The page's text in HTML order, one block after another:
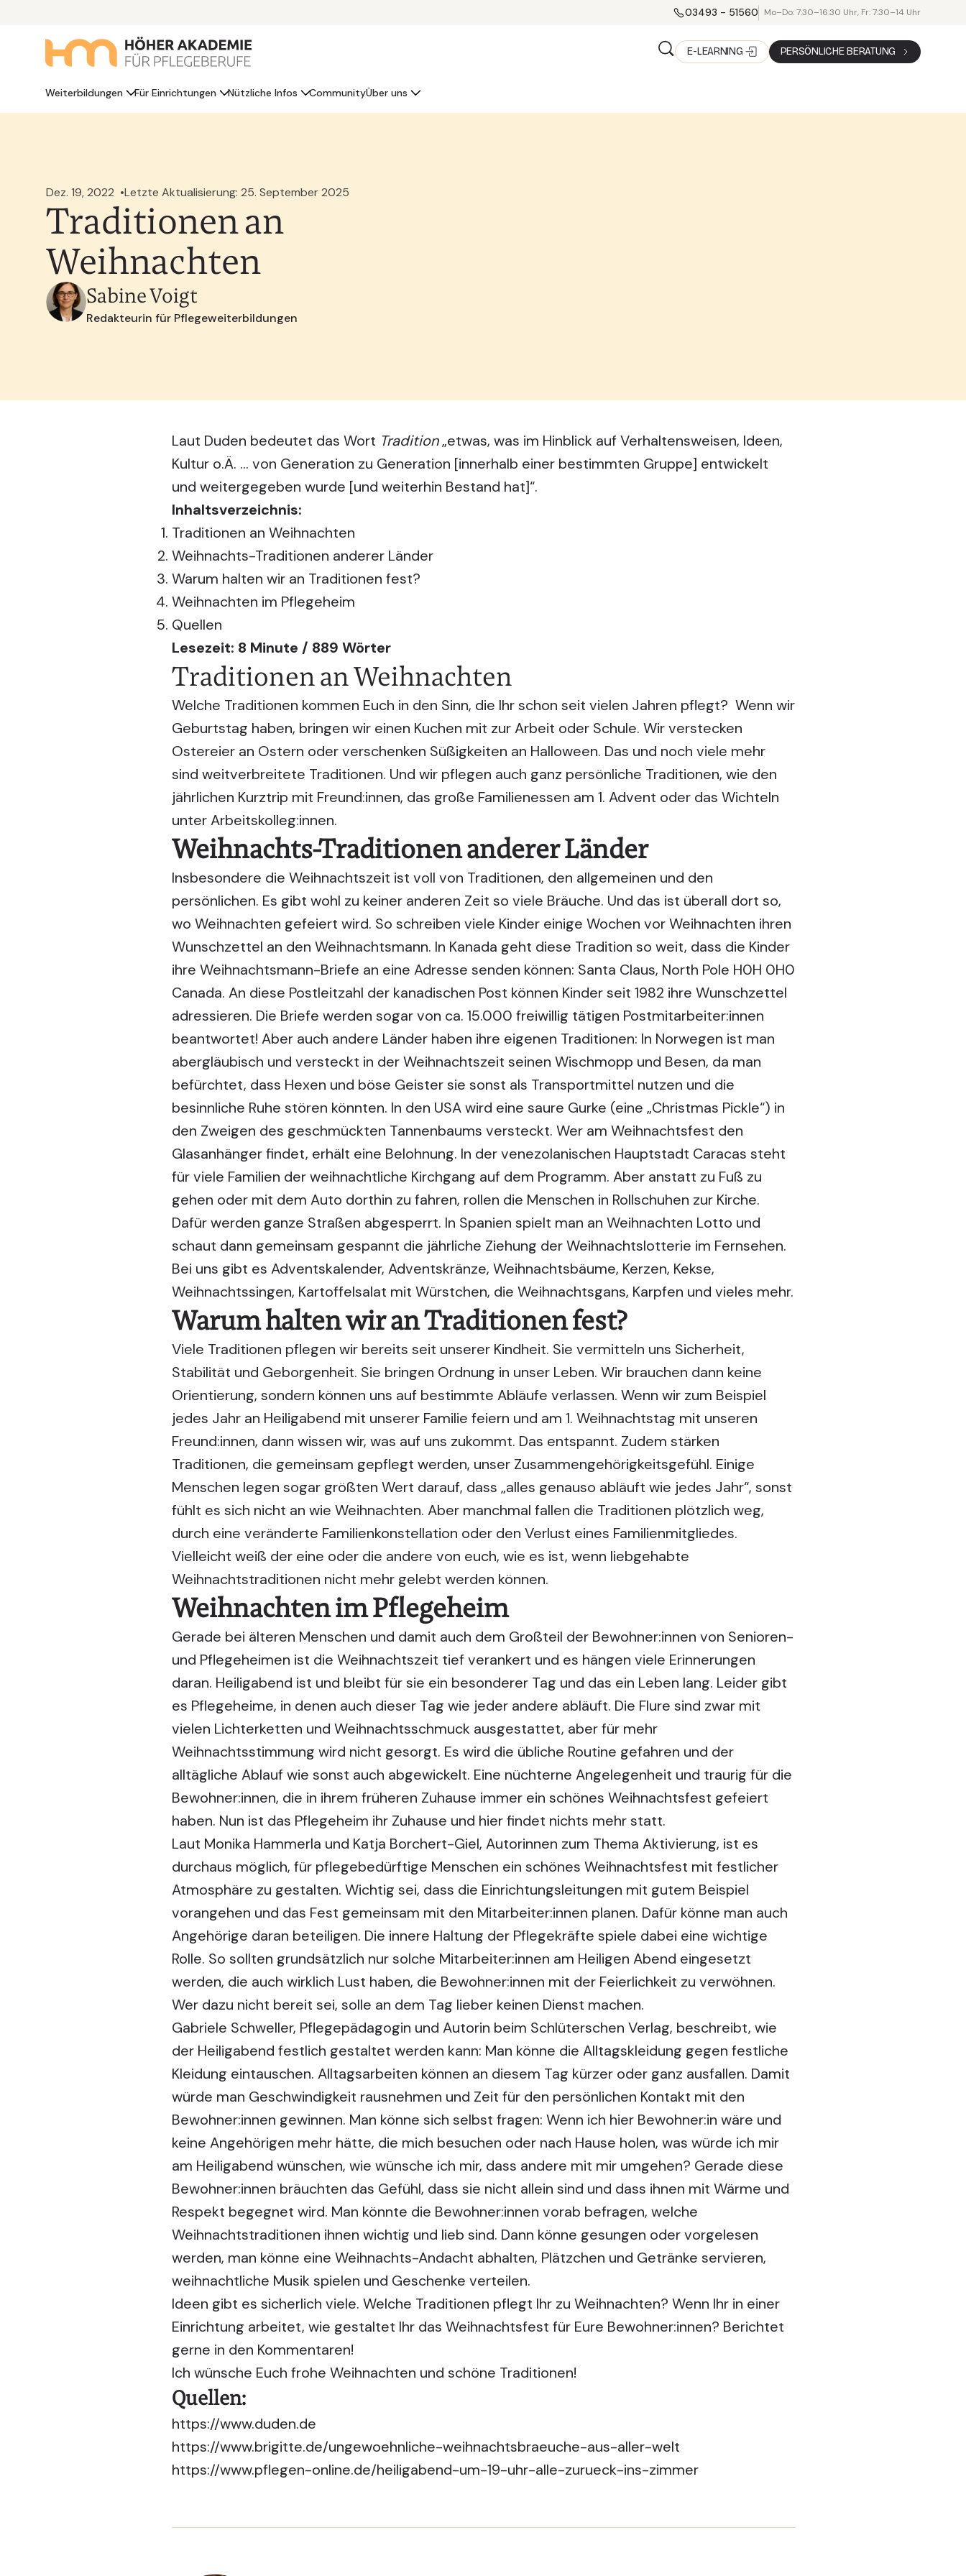
03493 - 51560 Mo–Do: 7:30–16:30 Uhr, Fr: 7:30–14 Uhr
Weiterbildungen Für Einrichtungen Nützliche Infos CommunityÜber uns
E-LEARNING PERSÖNLICHE BERATUNG
Dez. 19, 2022 Letzte Aktualisierung: 25. September 2025
Traditionen an
Weihnachten
Sabine Voigt
Redakteurin für Pflegeweiterbildungen
Laut Duden bedeutet das Wort Tradition„etwas, was im Hinblick auf Verhaltensweisen, Ideen,
Kultur o.Ä. … von Generation zu Generation [innerhalb einer bestimmten Gruppe] entwickelt
und weitergegeben wurde [und weiterhin Bestand hat]“.
Inhaltsverzeichnis:
Traditionen an Weihnachten
Weihnachts-Traditionen anderer Länder
Warum halten wir an Traditionen fest?
Weihnachten im Pflegeheim
Quellen
Lesezeit: 8 Minute / 889 Wörter
Traditionen an Weihnachten
Welche Traditionen kommen Euch in den Sinn, die Ihr schon seit vielen Jahren pflegt? Wenn wir
Geburtstag haben, bringen wir einen Kuchen mit zur Arbeit oder Schule. Wir verstecken
Ostereier an Ostern oder verschenken Süßigkeiten an Halloween. Das und noch viele mehr
sind weitverbreitete Traditionen. Und wir pflegen auch ganz persönliche Traditionen, wie den
jährlichen Kurztrip mit Freund:innen, das große Familienessen am 1. Advent oder das Wichteln
unter Arbeitskolleg:innen.
Weihnachts-Traditionen anderer Länder
Insbesondere die Weihnachtszeit ist voll von Traditionen, den allgemeinen und den
persönlichen. Es gibt wohl zu keiner anderen Zeit so viele Bräuche. Und das ist überall dort so,
wo Weihnachten gefeiert wird. So schreiben viele Kinder einige Wochen vor Weihnachten ihren
Wunschzettel an den Weihnachtsmann. In Kanada geht diese Tradition so weit, dass die Kinder
ihre Weihnachtsmann-Briefe an eine Adresse senden können: Santa Claus, North Pole H0H 0H0
Canada. An diese Postleitzahl der kanadischen Post können Kinder seit 1982 ihre Wunschzettel
adressieren. Die Briefe werden sogar von ca. 15.000 freiwillig tätigen Postmitarbeiter:innen
beantwortet! Aber auch andere Länder haben ihre eigenen Traditionen: In Norwegen ist man
abergläubisch und versteckt in der Weihnachtszeit seinen Wischmopp und Besen, da man
befürchtet, dass Hexen und böse Geister sie sonst als Transportmittel nutzen und die
besinnliche Ruhe stören könnten. In den USA wird eine saure Gurke (eine „Christmas Pickle“) in
den Zweigen des geschmückten Tannenbaums versteckt. Wer am Weihnachtsfest den
Glasanhänger findet, erhält eine Belohnung. In der venezolanischen Hauptstadt Caracas steht
für viele Familien der weihnachtliche Kirchgang auf dem Programm. Aber anstatt zu Fuß zu
gehen oder mit dem Auto dorthin zu fahren, rollen die Menschen in Rollschuhen zur Kirche.
Dafür werden ganze Straßen abgesperrt. In Spanien spielt man an Weihnachten Lotto und
schaut dann gemeinsam gespannt die jährliche Ziehung der Weihnachtslotterie im Fernsehen.
Bei uns gibt es Adventskalender, Adventskränze, Weihnachtsbäume, Kerzen, Kekse,
Weihnachtssingen, Kartoffelsalat mit Würstchen, die Weihnachtsgans, Karpfen und vieles mehr.
Warum halten wir an Traditionen fest?
Viele Traditionen pflegen wir bereits seit unserer Kindheit. Sie vermitteln uns Sicherheit,
Stabilität und Geborgenheit. Sie bringen Ordnung in unser Leben. Wir brauchen dann keine
Orientierung, sondern können uns auf bestimmte Abläufe verlassen. Wenn wir zum Beispiel
jedes Jahr an Heiligabend mit unserer Familie feiern und am 1. Weihnachtstag mit unseren
Freund:innen, dann wissen wir, was auf uns zukommt. Das entspannt. Zudem stärken
Traditionen, die gemeinsam gepflegt werden, unser Zusammengehörigkeitsgefühl. Einige
Menschen legen sogar größten Wert darauf, dass „alles genauso abläuft wie jedes Jahr“, sonst
fühlt es sich nicht an wie Weihnachten. Aber manchmal fallen die Traditionen plötzlich weg,
durch eine veränderte Familienkonstellation oder den Verlust eines Familienmitgliedes.
Vielleicht weiß der eine oder die andere von euch, wie es ist, wenn liebgehabte
Weihnachtstraditionen nicht mehr gelebt werden können.
Weihnachten im Pflegeheim
Gerade bei älteren Menschen und damit auch dem Großteil der Bewohner:innen von Senioren-
und Pflegeheimen ist die Weihnachtszeit tief verankert und es hängen viele Erinnerungen
daran. Heiligabend ist und bleibt für sie ein besonderer Tag und das ein Leben lang. Leider gibt
es Pflegeheime, in denen auch dieser Tag wie jeder andere abläuft. Die Flure sind zwar mit
vielen Lichterketten und Weihnachtsschmuck ausgestattet, aber für mehr
Weihnachtsstimmung wird nicht gesorgt. Es wird die übliche Routine gefahren und der
alltägliche Ablauf wie sonst auch abgewickelt. Eine nüchterne Angelegenheit und traurig für die
Bewohner:innen, die in ihrem früheren Zuhause immer ein schönes Weihnachtsfest gefeiert
haben. Nun ist das Pflegeheim ihr Zuhause und hier findet nichts mehr statt.
Laut Monika Hammerla und Katja Borchert-Giel, Autorinnen zum Thema Aktivierung, ist es
durchaus möglich, für pflegebedürftige Menschen ein schönes Weihnachtsfest mit festlicher
Atmosphäre zu gestalten. Wichtig sei, dass die Einrichtungsleitungen mit gutem Beispiel
vorangehen und das Fest gemeinsam mit den Mitarbeiter:innen planen. Dafür könne man auch
Angehörige daran beteiligen. Die innere Haltung der Pflegekräfte spiele dabei eine wichtige
Rolle. So sollten grundsätzlich nur solche Mitarbeiter:innen am Heiligen Abend eingesetzt
werden, die auch wirklich Lust haben, die Bewohner:innen mit der Feierlichkeit zu verwöhnen.
Wer dazu nicht bereit sei, solle an dem Tag lieber keinen Dienst machen.
Gabriele Schweller, Pflegepädagogin und Autorin beim Schlüterschen Verlag, beschreibt, wie
der Heiligabend festlich gestaltet werden kann: Man könne die Alltagskleidung gegen festliche
Kleidung eintauschen. Alltagsarbeiten können an diesem Tag kürzer oder ganz ausfallen. Damit
würde man Geschwindigkeit rausnehmen und Zeit für den persönlichen Kontakt mit den
Bewohner:innen gewinnen. Man könne sich selbst fragen: Wenn ich hier Bewohner:in wäre und
keine Angehörigen mehr hätte, die mich besuchen oder nach Hause holen, was würde ich mir
am Heiligabend wünschen, wie wünsche ich mir, dass andere mit mir umgehen? Gerade diese
Bewohner:innen bräuchten das Gefühl, dass sie nicht allein sind und dass ihnen mit Wärme und
Respekt begegnet wird. Man könnte die Bewohner:innen vorab befragen, welche
Weihnachtstraditionen ihnen wichtig und lieb sind. Dann könne gesungen oder vorgelesen
werden, man könne eine Weihnachts-Andacht abhalten, Plätzchen und Getränke servieren,
weihnachtliche Musik spielen und Geschenke verteilen.
Ideen gibt es sicherlich viele. Welche Traditionen pflegt Ihr zu Weihnachten? Wenn Ihr in einer
Einrichtung arbeitet, wie gestaltet Ihr das Weihnachtsfest für Eure Bewohner:innen? Berichtet
gerne in den Kommentaren!
Ich wünsche Euch frohe Weihnachten und schöne Traditionen!
Quellen:
https://www.duden.de
https://www.brigitte.de/ungewoehnliche-weihnachtsbraeuche-aus-aller-welt
https://www.pflegen-online.de/heiligabend-um-19-uhr-alle-zurueck-ins-zimmer